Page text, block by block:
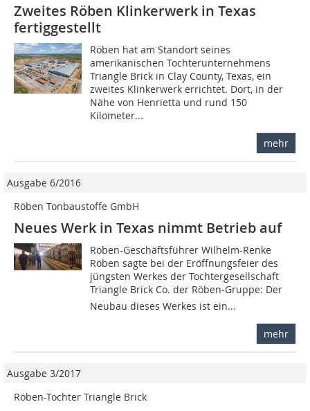
Zweites Röben Klinkerwerk in Texas
fertiggestellt
Röben hat am Standort seines
amerikanischen Tochterunternehmens
Triangle Brick in Clay County, Texas, ein
zweites Klinkerwerk errichtet. Dort, in der
Nähe von Henrietta und rund 150
Kilometer...
mehr
Ausgabe 6/2016
Röben Tonbaustoffe GmbH
Neues Werk in Texas nimmt Betrieb auf
Röben-Geschäftsführer Wilhelm-Renke
Röben sagte bei der Eröffnungsfeier des
jüngsten Werkes der Tochtergesellschaft
Triangle Brick Co. der Röben-Gruppe: Der
Neubau dieses Werkes ist ein...
mehr
Ausgabe 3/2017
Röben-Tochter Triangle Brick